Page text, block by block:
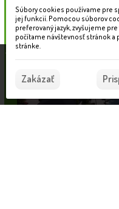
Táto stránka používa
pomáhajú poskytovať
služieb vyjadrujete súhlas s
Súbory cookies používame pre
jej funkcií. Pomocou súborov
preferovaný jazyk, zvyšujeme
počítame návštevnosť stránok a
stránke.
Zakázať